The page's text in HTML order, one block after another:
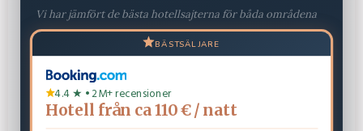
Vi har jämfört de bästa hotellsajterna för båda områdena
BÄSTSÄLJARE
4.4 ★ • 2M+ recensioner
Hotell från ca 110 € / natt